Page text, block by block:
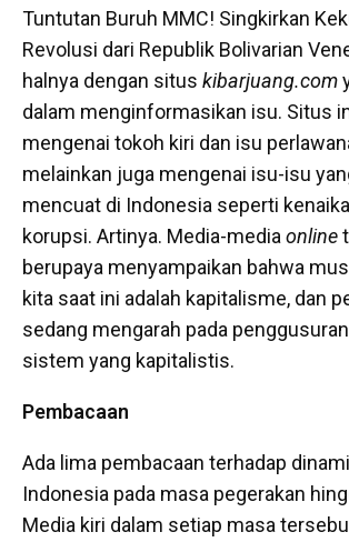
Tuntutan Buruh MMC! Singkirkan
Revolusi dari Republik Bolivarian
halnya dengan situs kibarjuang.com
dalam menginformasikan isu. Situs
mengenai tokoh kiri dan isu
melainkan juga mengenai isu-isu
mencuat di Indonesia seperti
korupsi. Artinya. Media-media online
berupaya menyampaikan bahwa
kita saat ini adalah kapitalisme, dan
sedang mengarah pada
sistem yang kapitalistis.
Pembacaan
Ada lima pembacaan terhadap
Indonesia pada masa pegerakan
Media kiri dalam setiap masa